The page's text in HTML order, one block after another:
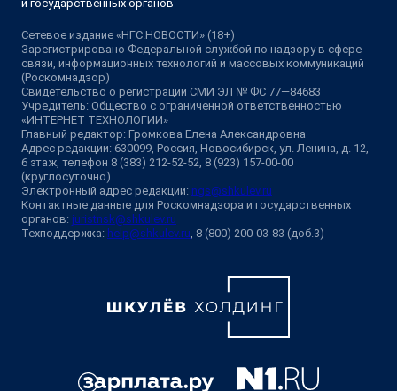
и государственных органов
Сетевое издание «НГС.НОВОСТИ» (18+)
Зарегистрировано Федеральной службой по надзору в сфере
связи, информационных технологий и массовых коммуникаций
(Роскомнадзор)
Свидетельство о регистрации СМИ ЭЛ № ФС 77—84683
Учредитель: Общество с ограниченной ответственностью
«ИНТЕРНЕТ ТЕХНОЛОГИИ»
Главный редактор: Громкова Елена Александровна
Адрес редакции: 630099, Россия, Новосибирск, ул. Ленина, д. 12,
6 этаж, телефон 8 (383) 212-52-52, 8 (923) 157-00-00
(круглосуточно)
Электронный адрес редакции: ngs@shkulev.ru
Контактные данные для Роскомнадзора и государственных
органов: juristnsk@shkulev.ru
Техподдержка: help@shkulev.ru, 8 (800) 200-03-83 (доб.3)